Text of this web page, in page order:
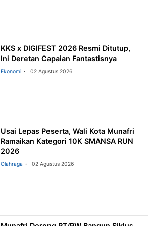
KKS x DIGIFEST 2026 Resmi Ditutup,
Ini Deretan Capaian Fantastisnya
Ekonomi 02 Agustus 2026
Usai Lepas Peserta, Wali Kota Munafri
Ramaikan Kategori 10K SMANSA RUN
2026
Olahraga 02 Agustus 2026